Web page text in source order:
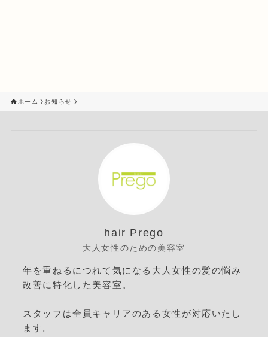
ホーム お知らせ
hair Prego
大人女性のための美容室
年を重ねるにつれて気になる大人女性の髪の悩み
改善に特化した美容室。
スタッフは全員キャリアのある女性が対応いたし
ます。